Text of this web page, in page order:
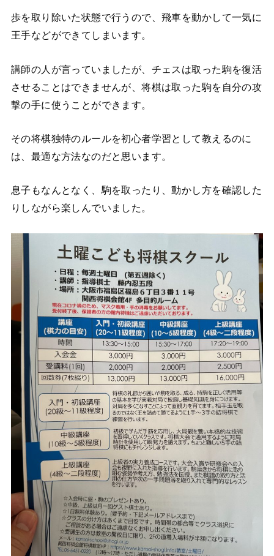
歩を取り除いた状態で行うので、飛車を動かして一気に
王手などができてしまいます。
講師の人が言っていましたが、チェスは取った駒を復活
させることはできませんが、将棋は取った駒を自分の攻
撃の手に使うことができます。
その将棋独特のルールを初心者学習として教えるのに
は、最適な方法なのだと思います。
息子もなんとなく、駒を取ったり、動かし方を確認した
りしながら楽しんでいました。